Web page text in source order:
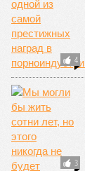
4
3